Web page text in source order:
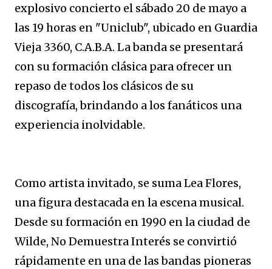
explosivo concierto el sábado 20 de mayo a
las 19 horas en "Uniclub", ubicado en Guardia
Vieja 3360, C.A.B.A. La banda se presentará
con su formación clásica para ofrecer un
repaso de todos los clásicos de su
discografía, brindando a los fanáticos una
experiencia inolvidable.
Como artista invitado, se suma Lea Flores,
una figura destacada en la escena musical.
Desde su formación en 1990 en la ciudad de
Wilde, No Demuestra Interés se convirtió
rápidamente en una de las bandas pioneras